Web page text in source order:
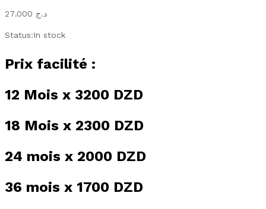
د.ج
Status:In stock
Prix facilité :
12 Mois x 3200 DZD
18 Mois x 2300 DZD
24 mois x 2000 DZD
36 mois x 1700 DZD